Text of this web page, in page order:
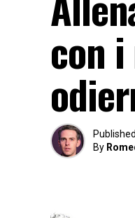
con
Published
By